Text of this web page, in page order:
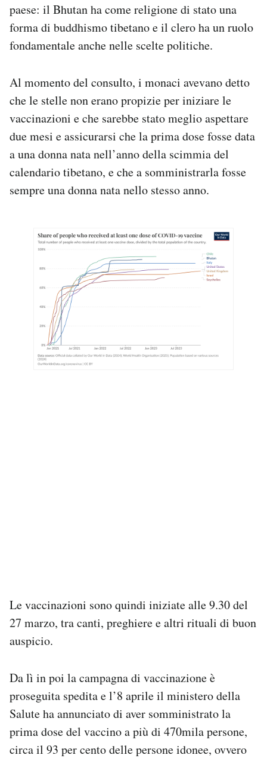
paese: il Bhutan ha come religione di stato una
forma di buddhismo tibetano e il clero ha un ruolo
fondamentale anche nelle scelte politiche.
Al momento del consulto, i monaci avevano detto
che le stelle non erano propizie per iniziare le
vaccinazioni e che sarebbe stato meglio aspettare
due mesi e assicurarsi che la prima dose fosse data
a una donna nata nell’anno della scimmia del
calendario tibetano, e che a somministrarla fosse
sempre una donna nata nello stesso anno.
Le vaccinazioni sono quindi iniziate alle 9.30 del
27 marzo, tra canti, preghiere e altri rituali di buon
auspicio.
Da lì in poi la campagna di vaccinazione è
proseguita spedita e l’8 aprile il ministero della
Salute ha annunciato di aver somministrato la
prima dose del vaccino a più di 470mila persone,
circa il 93 per cento delle persone idonee, ovvero